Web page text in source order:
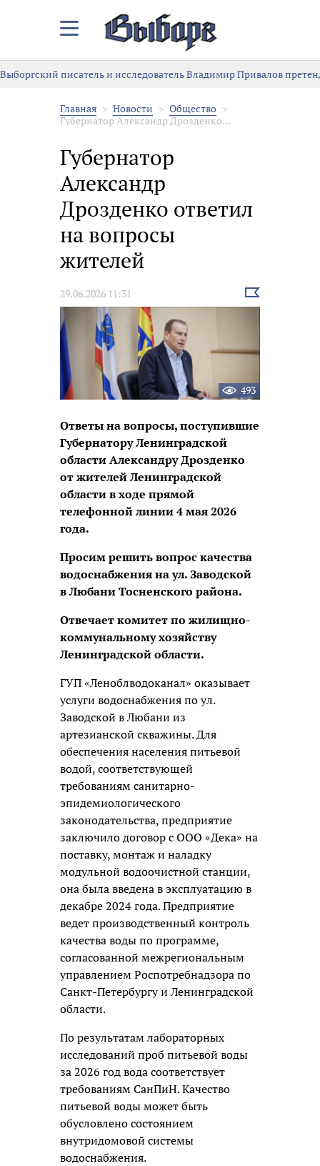
Закрыть/
меню
Выборгский писатель и исследователь Владимир Привалов
Главная Новости
Общество
Губернатор Александр Дрозденко...
Губернатор
Александр
Дрозденко ответил
на вопросы
жителей
29.06.2026 11:31
Выбрать
новость
493
Ответы на вопросы, поступившие
Губернатору Ленинградской
области Александру Дрозденко
от жителей Ленинградской
области в ходе прямой
телефонной линии 4 мая 2026
года.
Просим решить вопрос качества
водоснабжения на ул. Заводской
в Любани Тосненского района.
Отвечает комитет по жилищно-
коммунальному хозяйству
Ленинградской области.
ГУП «Леноблводоканал» оказывает
услуги водоснабжения по ул.
Заводской в Любани из
артезианской скважины. Для
обеспечения населения питьевой
водой, соответствующей
требованиям санитарно-
эпидемиологического
законодательства, предприятие
заключило договор с ООО «Дека» на
поставку, монтаж и наладку
модульной водоочистной станции,
она была введена в эксплуатацию в
декабре 2024 года. Предприятие
ведет производственный контроль
качества воды по программе,
согласованной межрегиональным
управлением Роспотребнадзора по
Санкт-Петербургу и Ленинградской
области.
По результатам лабораторных
исследований проб питьевой воды
за 2026 год вода соответствует
требованиям СанПиН. Качество
питьевой воды может быть
обусловлено состоянием
внутридомовой системы
водоснабжения.